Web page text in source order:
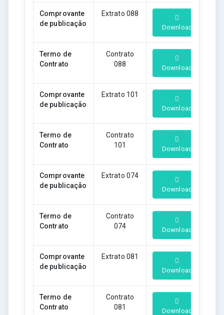
Comprovante
de publicação
Extrato 088
Download
Termo de
Contrato
Contrato
088
Download
Comprovante
de publicação
Extrato 101
Download
Termo de
Contrato
Contrato
101
Download
Comprovante
de publicação
Extrato 074
Download
Termo de
Contrato
Contrato
074
Download
Comprovante
de publicação
Extrato 081
Download
Termo de
Contrato
Contrato
081
Download